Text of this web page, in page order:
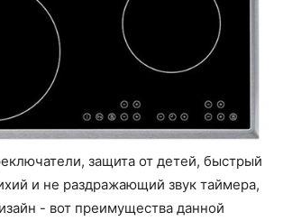
защита от детей, быстрый
и не раздражающий звук таймера,
- вот преимущества данной